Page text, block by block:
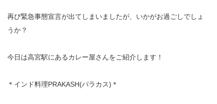
再び緊急事態宣言が出てしまいましたが、いかがお過ごしでしょ
うか？
今日は高宮駅にあるカレー屋さんをご紹介します！
＊インド料理PRAKASH(パラカス)＊